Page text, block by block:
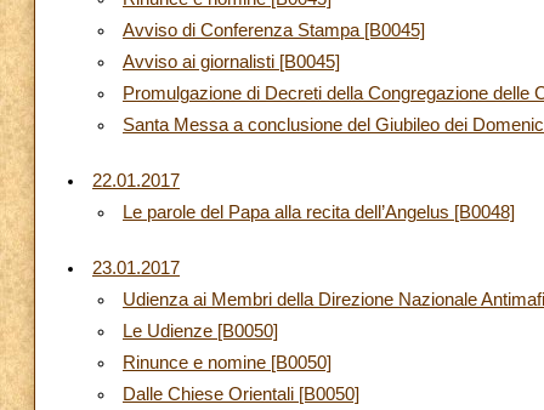
Avviso di Conferenza Stampa [B0045]
Avviso ai giornalisti [B0045]
Promulgazione di Decreti della Congregazione delle
Santa Messa a conclusione del Giubileo dei
22.01.2017
Le parole del Papa alla recita dell’Angelus [B0048]
23.01.2017
Udienza ai Membri della Direzione Nazionale
Le Udienze [B0050]
Rinunce e nomine [B0050]
Dalle Chiese Orientali [B0050]